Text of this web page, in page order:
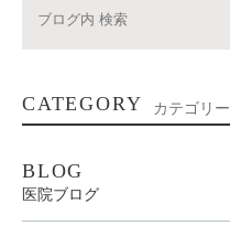
CATEGORY カテゴリー
BLOG
医院ブログ